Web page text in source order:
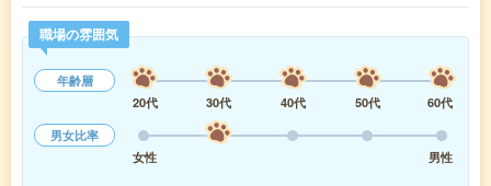
職場の雰囲気
年齢層
20代
30代 40代 50代
60代
男女比率
女性
男性